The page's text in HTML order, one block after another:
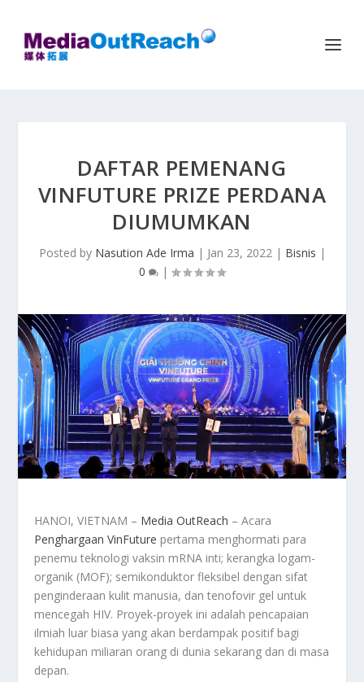
DAFTAR PEMENANG
VINFUTURE PRIZE PERDANA
DIUMUMKAN
Posted by Nasution Ade Irma | Jan 23, 2022| Bisnis |
0
|
HANOI, VIETNAM – Media OutReach – Acara
Penghargaan VinFuture pertama menghormati para
penemu teknologi vaksin mRNA inti; kerangka logam-
organik (MOF); semikonduktor fleksibel dengan sifat
penginderaan kulit manusia, dan tenofovir gel untuk
mencegah HIV. Proyek-proyek ini adalah pencapaian
ilmiah luar biasa yang akan berdampak positif bagi
kehidupan miliaran orang di dunia sekarang dan di masa
depan.